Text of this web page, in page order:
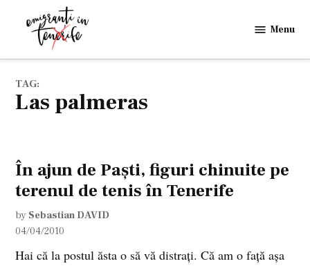
in
Menu
TAG:
las palmeras
În ajun de Paşti, figuri chinuite pe
terenul de tenis în Tenerife
by Sebastian DAVID
04/04/2010
Hai că la postul ăsta o să vă distraţi. Că am o faţă aşa